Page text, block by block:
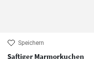
Speichern
Saftiger Marmorkuchen